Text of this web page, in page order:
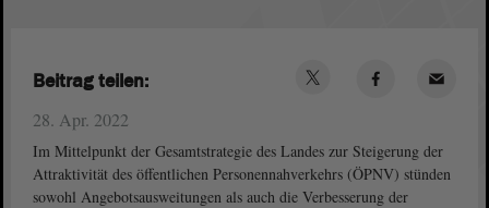
28. Apr. 2022
Im Mittelpunkt der Gesamtstrategie des Landes zur Steigerung der
Attraktivität des öffentlichen Personennahverkehrs (ÖPNV) stünden
sowohl Angebotsausweitungen als auch die Verbesserung der
Beitrag teilen: